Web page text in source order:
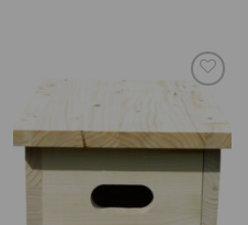
Wunschliste